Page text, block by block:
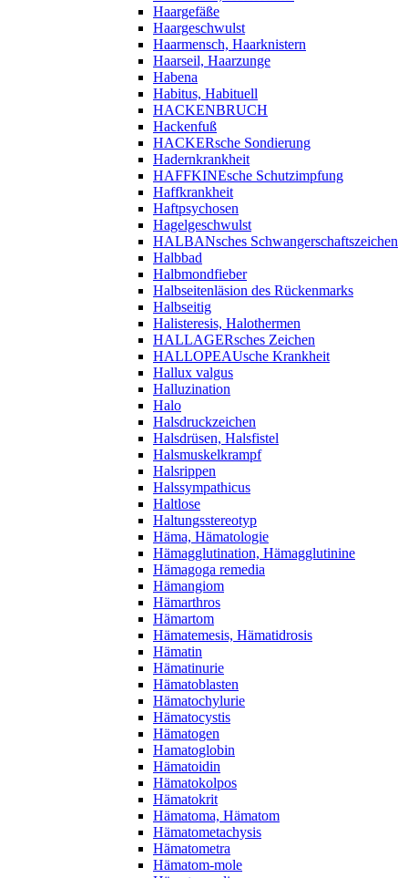
Haargefäße
Haargeschwulst
Haarmensch, Haarknistern
Haarseil, Haarzunge
Habena
Habitus, Habituell
HACKENBRUCH
Hackenfuß
HACKERsche Sondierung
Hadernkrankheit
HAFFKINEsche Schutzimpfung
Haffkrankheit
Haftpsychosen
Hagelgeschwulst
HALBANsches Schwangerschaftszeichen
Halbbad
Halbmondfieber
Halbseitenläsion des Rückenmarks
Halbseitig
Halisteresis, Halothermen
HALLAGERsches Zeichen
HALLOPEAUsche Krankheit
Hallux valgus
Halluzination
Halo
Halsdruckzeichen
Halsdrüsen, Halsfistel
Halsmuskelkrampf
Halsrippen
Halssympathicus
Haltlose
Haltungsstereotyp
Häma, Hämatologie
Hämagglutination, Hämagglutinine
Hämagoga remedia
Hämangiom
Hämarthros
Hämartom
Hämatemesis, Hämatidrosis
Hämatin
Hämatinurie
Hämatoblasten
Hämatochylurie
Hämatocystis
Hämatogen
Hamatoglobin
Hämatoidin
Hämatokolpos
Hämatokrit
Hämatoma, Hämatom
Hämatometachysis
Hämatometra
Hämatom-mole